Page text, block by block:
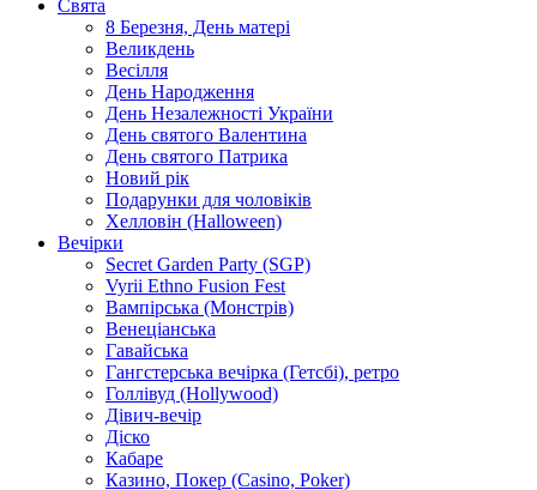
Свята
8 Березня, День матері
Великдень
Весілля
День Народження
День Незалежності України
День святого Валентина
День святого Патрика
Новий рік
Подарунки для чоловіків
Хелловін (Halloween)
Вечірки
Secret Garden Party (SGP)
Vyrii Ethno Fusion Fest
Вампірська (Монстрів)
Венеціанська
Гавайська
Гангстерська вечірка (Гетсбі), ретро
Голлівуд (Hollywood)
Дівич-вечір
Діско
Кабаре
Казино, Покер (Casino, Poker)